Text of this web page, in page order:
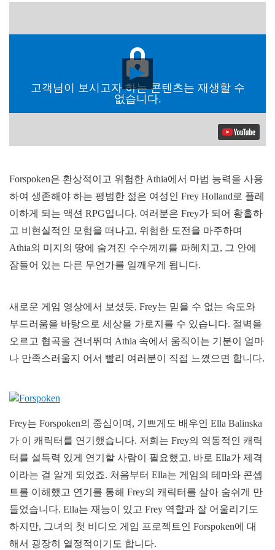
Video
고객님이 보시고자 하는 콘텐츠는 재생할 수
없습니다.
Forspoken은 환상적이고 위험한 Athia에서 마법 능력을 사용
하여 생존해야 하는 평범한 젊은 여성인 Frey Holland로 플레
이하게 되는 액션 RPG입니다. 여러분은 Frey가 되어 황홀하
고 비현실적인 모험을 떠나고, 위험한 도전을 마주하며
Athia의 미지의 땅에 숨겨진 수수께끼를 파헤치고, 그 안에
잠들어 있는 다른 무언가를 일깨우게 됩니다.
새로운 게임 영상에서 보셨듯, Frey는 믿을 수 없는 속도와
부드러움을 바탕으로 세상을 가로지를 수 있습니다. 절벽을
오르고 협곡을 건너뛰며 Athia 속에서 움직이는 기분이 얼마
나 만족스러울지 어서 빨리 여러분이 직접 느꼈으면 합니다.
Frey는 Forspoken의 중심이며, 기쁘게도 배우인 Ella Balinska
가 이 캐릭터를 연기했습니다. 저희는 Frey의 역동적인 캐릭
터를 설득력 있게 연기할 사람이 필요했고, 바로 Ella가 제격
이라는 걸 알게 되었죠. 처음부터 Ella는 게임의 테마와 콘셉
트를 이해했고 연기를 통해 Frey의 캐릭터를 살아 숨쉬게 만
들었습니다. Ella는 재능이 있고 Frey 역할과 잘 어울리기도
하지만, 그녀의 첫 비디오 게임 프로젝트인 Forspoken에 대
해서 굉장히 열정적이기도 합니다.